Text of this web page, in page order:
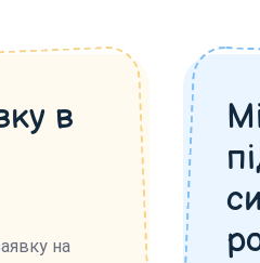
в
на